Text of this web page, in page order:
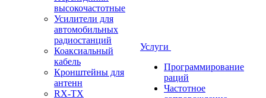
высокочастотные
Усилители для
автомобильных
радиостанций
Коаксиальный
кабель
Кронштейны для
антенн
RX-TX
Услуги
Программирование
раций
Частотное